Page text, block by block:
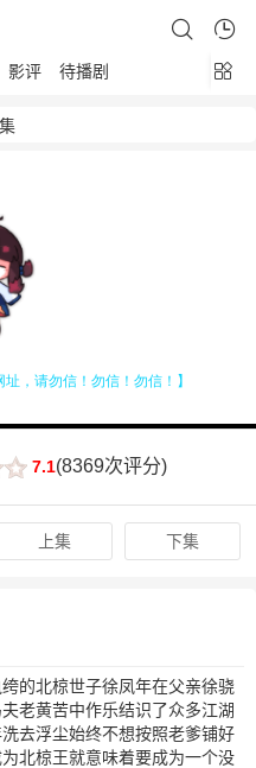
影评 待播剧
7.1(8369次评分)
上集 下集
的北椋世子徐凤年在父亲徐骁
老黄苦中作乐结识了众多江湖
去浮尘始终不想按照老爹铺好
北椋王就意味着要成为一个没